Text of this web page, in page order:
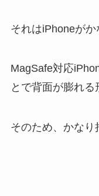
それはiPhoneがか
MagSafe対応
とで背面が膨れる
そのため、かなり